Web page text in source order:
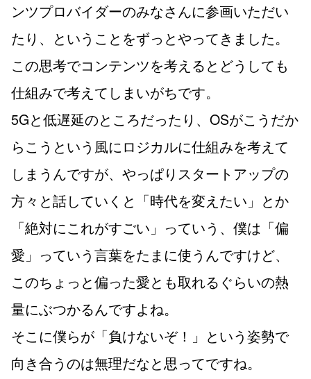
ンツプロバイダーのみなさんに参画いただい
たり、ということをずっとやってきました。
この思考でコンテンツを考えるとどうしても
仕組みで考えてしまいがちです。
5Gと低遅延のところだったり、OSがこうだか
らこうという風にロジカルに仕組みを考えて
しまうんですが、やっぱりスタートアップの
方々と話していくと「時代を変えたい」とか
「絶対にこれがすごい」っていう、僕は「偏
愛」っていう言葉をたまに使うんですけど、
このちょっと偏った愛とも取れるぐらいの熱
量にぶつかるんですよね。
そこに僕らが「負けないぞ！」という姿勢で
向き合うのは無理だなと思ってですね。